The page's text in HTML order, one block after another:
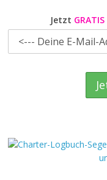
Jetzt GRATIS